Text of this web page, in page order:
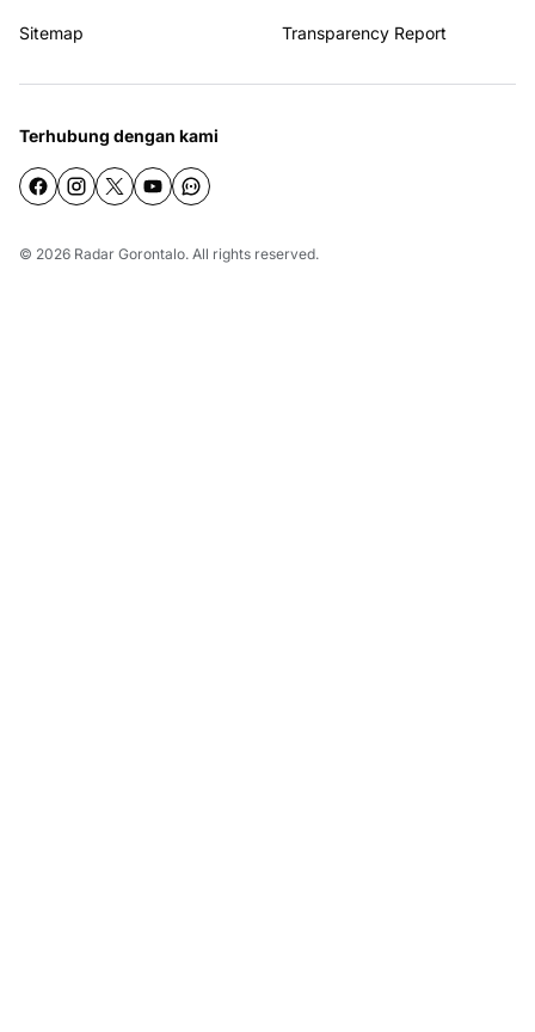
Sitemap Transparency Report
Terhubung dengan kami
© 2026 Radar Gorontalo. All rights reserved.